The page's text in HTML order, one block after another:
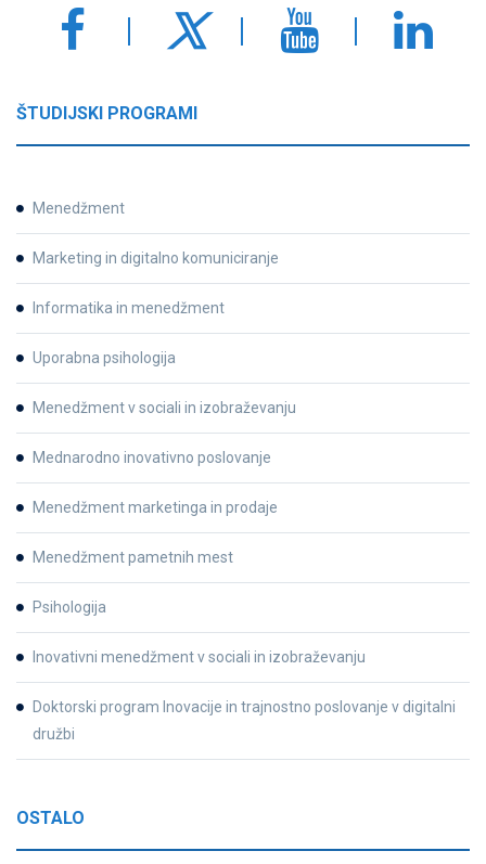
ŠTUDIJSKI PROGRAMI
Menedžment
Marketing in digitalno komuniciranje
Informatika in menedžment
Uporabna psihologija
Menedžment v sociali in izobraževanju
Mednarodno inovativno poslovanje
Menedžment marketinga in prodaje
Menedžment pametnih mest
Psihologija
Inovativni menedžment v sociali in izobraževanju
Doktorski program Inovacije in trajnostno poslovanje v digitalni
družbi
OSTALO